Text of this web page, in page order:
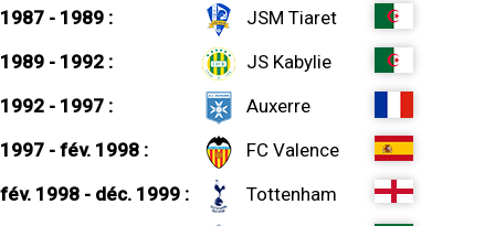
1987 - 1989 :
JSM Tiaret
1989 - 1992 :
JS Kabylie
1992 - 1997 :
Auxerre
1997 - fév. 1998 :
FC Valence
fév. 1998 - déc. 1999 :
Tottenham